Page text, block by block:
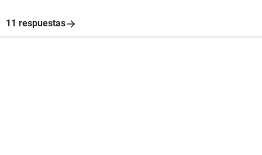
11 respuestas